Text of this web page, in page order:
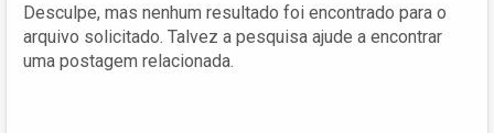
Desculpe, mas nenhum resultado foi encontrado para o
arquivo solicitado. Talvez a pesquisa ajude a encontrar
uma postagem relacionada.